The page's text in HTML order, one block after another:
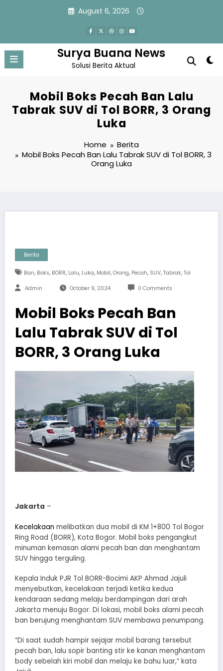
August 6, 2026
Surya Buana News
Solusi Berita Aktual
Mobil Boks Pecah Ban Lalu
Tabrak SUV di Tol BORR, 3 Orang
Luka
Home
Berita
Mobil Boks Pecah Ban Lalu Tabrak SUV di Tol BORR, 3
Orang Luka
Berita
Ban, Boks, BORR, Lalu, Luka, Mobil, Orang, Pecah, SUV, Tabrak, Tol
Admin October 9, 2024 0 Comments
Mobil Boks Pecah Ban
Lalu Tabrak SUV di Tol
BORR, 3 Orang Luka
Jakarta –
Kecelakaan melibatkan dua mobil di KM 1+800 Tol Bogor
Ring Road (BORR), Kota Bogor. Mobil boks pengangkut
minuman kemasan alami pecah ban dan menghantam
SUV hingga terguling.
Kepala Induk PJR Tol BORR-Bocimi AKP Ahmad Jajuli
menyebutkan, kecelakaan terjadi ketika kedua
kendaraan sedang melaju berdampingan dari arah
Jakarta menuju Bogor. Di lokasi, mobil boks alami pecah
ban berujung menghantam SUV membawa penumpang.
“Di saat sudah hampir sejajar mobil barang tersebut
pecah ban, lalu sopir banting stir ke kanan menghantam
body sebelah kiri mobil dan melaju ke bahu luar,” kata